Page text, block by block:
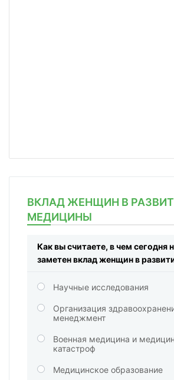
ВКЛАД ЖЕНЩИН В
МЕДИЦИНЫ
Как вы считаете, в чем сегодня
заметен вклад женщин в
Научные исследования
Организация
менеджмент
Военная медицина и
катастроф
Медицинское образование